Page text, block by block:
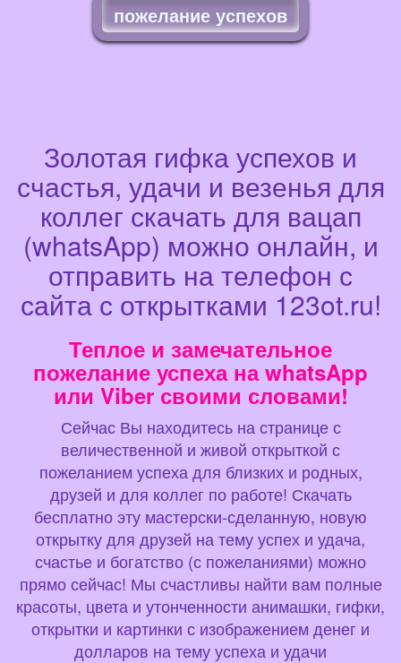
пожелание успехов
Золотая гифка успехов и
счастья, удачи и везенья для
коллег скачать для вацап
(whatsApp) можно онлайн, и
отправить на телефон с
сайта с открытками 123ot.ru!
Теплое и замечательное
пожелание успеха на whatsApp
или Viber своими словами!
Сейчас Вы находитесь на странице с
величественной и живой открыткой с
пожеланием успеха для близких и родных,
друзей и для коллег по работе! Скачать
бесплатно эту мастерски-сделанную, новую
открытку для друзей на тему успех и удача,
счастье и богатство (с пожеланиями) можно
прямо сейчас! Мы счастливы найти вам полные
красоты, цвета и утонченности анимашки, гифки,
открытки и картинки с изображением денег и
долларов на тему успеха и удачи